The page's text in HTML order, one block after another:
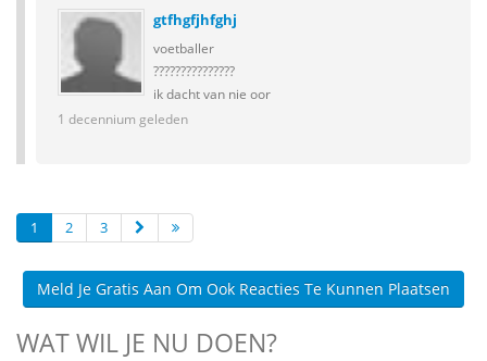
gtfhgfjhfghj
voetballer
???????????????
ik dacht van nie oor
1 decennium geleden
1 2 3
Meld Je Gratis Aan Om Ook Reacties Te Kunnen Plaatsen
WAT WIL JE NU DOEN?